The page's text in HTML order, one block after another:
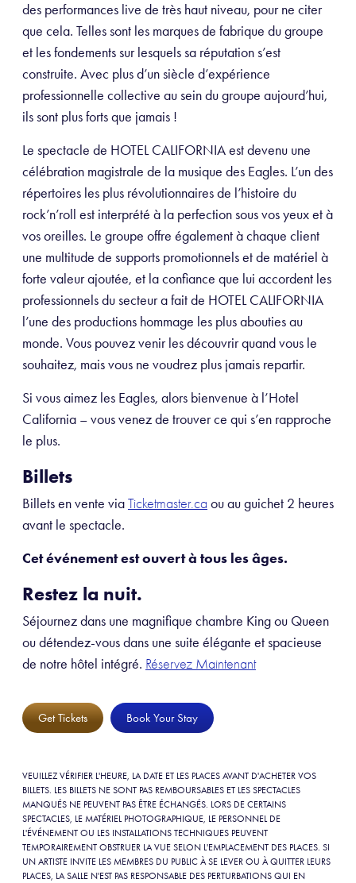
des performances live de très haut niveau, pour ne citer
que cela. Telles sont les marques de fabrique du groupe
et les fondements sur lesquels sa réputation s’est
construite. Avec plus d’un siècle d’expérience
professionnelle collective au sein du groupe aujourd’hui,
ils sont plus forts que jamais !
Le spectacle de HOTEL CALIFORNIA est devenu une
célébration magistrale de la musique des Eagles. L’un des
répertoires les plus révolutionnaires de l’histoire du
rock’n’roll est interprété à la perfection sous vos yeux et à
vos oreilles. Le groupe offre également à chaque client
une multitude de supports promotionnels et de matériel à
forte valeur ajoutée, et la confiance que lui accordent les
professionnels du secteur a fait de HOTEL CALIFORNIA
l’une des productions hommage les plus abouties au
monde. Vous pouvez venir les découvrir quand vous le
souhaitez, mais vous ne voudrez plus jamais repartir.
Si vous aimez les Eagles, alors bienvenue à l’Hotel
California – vous venez de trouver ce qui s’en rapproche
le plus.
Billets
Billets en vente viaTicketmaster.ca ou au guichet 2 heures
avant le spectacle.
Cet événement est ouvert à tous les âges.
Restez la nuit.
Séjournez dans une magnifique chambre King ou Queen
ou détendez-vous dans une suite élégante et spacieuse
de notre hôtel intégré. Réservez Maintenant
Get Tickets Book Your Stay
VEUILLEZ VÉRIFIER L'HEURE, LA DATE ET LES PLACES AVANT D'ACHETER VOS
BILLETS. LES BILLETS NE SONT PAS REMBOURSABLES ET LES SPECTACLES
MANQUÉS NE PEUVENT PAS ÊTRE ÉCHANGÉS. LORS DE CERTAINS
SPECTACLES, LE MATÉRIEL PHOTOGRAPHIQUE, LE PERSONNEL DE
L'ÉVÉNEMENT OU LES INSTALLATIONS TECHNIQUES PEUVENT
TEMPORAIREMENT OBSTRUER LA VUE SELON L'EMPLACEMENT DES PLACES. SI
UN ARTISTE INVITE LES MEMBRES DU PUBLIC À SE LEVER OU À QUITTER LEURS
PLACES, LA SALLE N'EST PAS RESPONSABLE DES PERTURBATIONS QUI EN